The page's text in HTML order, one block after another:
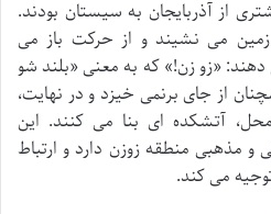
از آذربایجان به سیستان بودند.
زمین می نشیند و از حرکت باز می
دهند: «زو زن!» که به معنی «بلند شو
از جای برنمی خیزد و در نهایت،
آتشکده ای بنا می کنند. این
و مذهبی منطقه زوزن دارد و ارتباط
می کند.